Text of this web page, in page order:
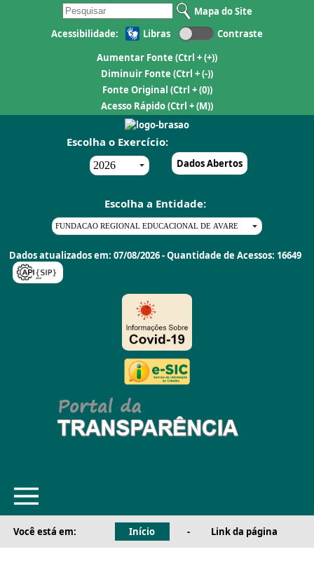
Mapa do Site
Acessibilidade:
Libras
Contraste
Aumentar Fonte (Ctrl + (+))
Diminuir Fonte (Ctrl + (-))
Fonte Original (Ctrl + (0))
Acesso Rápido(Ctrl + (M))
Escolha o Exercício:
Dados Abertos
Escolha a Entidade:
Dados atualizados em: 07/08/2026 - Quantidade de Acessos: 16649
Você está em: Início - Link da página